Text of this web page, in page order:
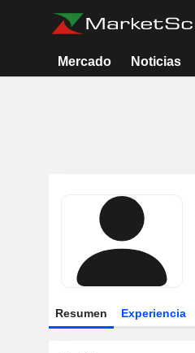
Mercado Noticias
Resumen Experiencia